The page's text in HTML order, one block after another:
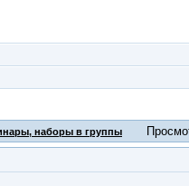
наборы в группы